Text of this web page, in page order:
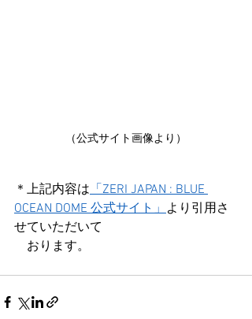
（公式サイト画像より）
＊上記内容は「ZERI JAPAN : BLUE
OCEAN DOME 公式サイト」より引用さ
せていただいて
おります。